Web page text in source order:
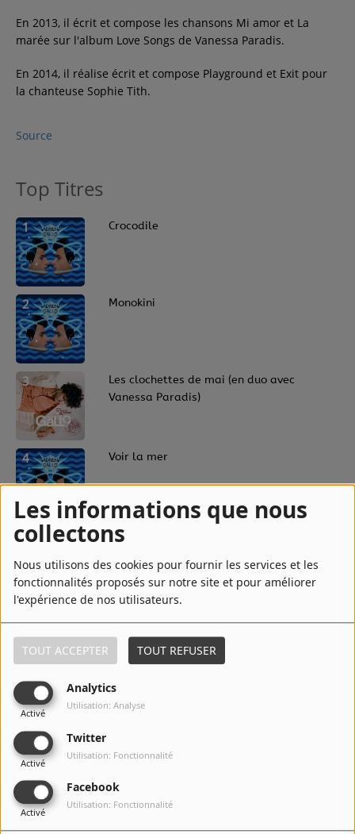
Les informations que nous
collectons
Nous utilisons des cookies pour fournir les services et les
fonctionnalités proposés sur notre site et pour améliorer
l'expérience de nos utilisateurs.
TOUT ACCEPTER TOUT REFUSER
Analytics
Activé
Utilisation: Analyse
Twitter
Activé
Utilisation: Fonctionnalité
Facebook
Activé
Utilisation: Fonctionnalité
En 2013, il écrit et compose les chansons Mi amor et La
marée sur l'album Love Songs de Vanessa Paradis.
En 2014, il réalise écrit et compose Playground et Exit pour
la chanteuse Sophie Tith.
Source
Top Titres
1 Crocodile
2 Monokini
3
Les clochettes de mai (en duo avec
Vanessa Paradis)
4 Voir la mer
5 Chut
Atlas
8